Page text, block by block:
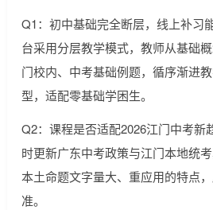
Q1：初中基础完全断层，线上补习
台采用分层教学模式，教师从基础
门校内、中考基础例题，循序渐进
型，适配零基础学困生。
Q2：课程是否适配2026江门中考新
时更新广东中考政策与江门本地统
本土命题文字量大、重应用的特点
准。